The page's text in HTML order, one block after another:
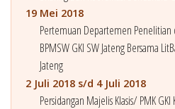
19 Mei 2018
Pertemuan Departemen Penelitian
BPMSW GKI SW Jateng Bersama
Jateng
2 Juli 2018 s/d 4 Juli 2018
Persidangan Majelis Klasis/ PMK GKI